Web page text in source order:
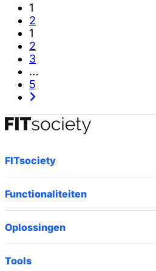
1
2
1
2
3
…
5
FITsociety
Functionaliteiten
Oplossingen
Tools